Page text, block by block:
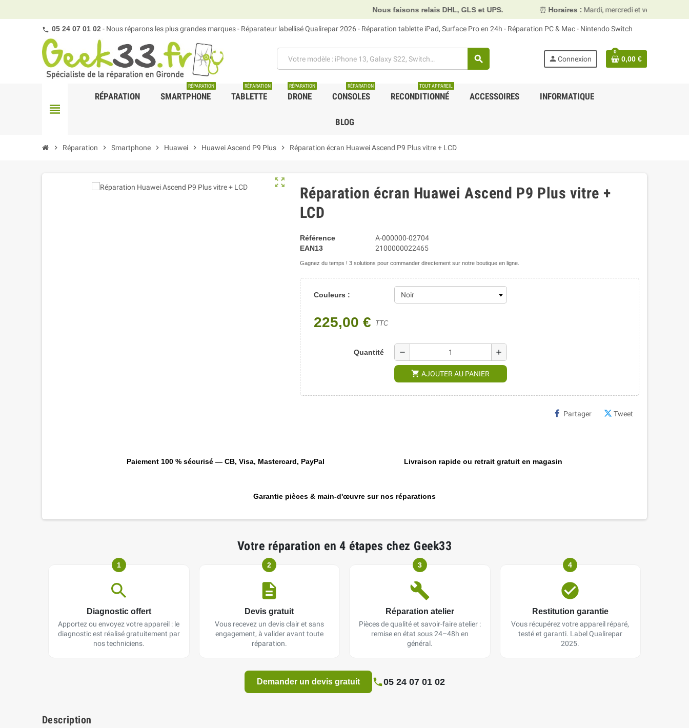
Nous faisons relais DHL, GLS et UPS. ⏰Horaires : Mardi, mercredi et vendredi 10h00–13h30 &
05 24 07 01 02- Nous réparons les plus grandes marques - Réparateur labellisé Qualirepar 2026 - Réparation tablette iPad, Surface Pro en 24h - Réparation PC & Mac - Nintendo Switch
search person Connexion
0
0,00 €
view_headline
RÉPARATION SMARTPHONE
RÉPARATION
TABLETTE
RÉPARATION
DRONE
RÉPARATION
CONSOLES
RÉPARATION
RECONDITIONNÉ
TOUT APPAREIL
ACCESSOIRES INFORMATIQUE
BLOG
chevron_right Réparation chevron_right Smartphone chevron_right Huawei chevron_right Huawei Ascend P9 Plus chevron_right Réparation écran Huawei Ascend P9 Plus vitre + LCD
zoom_out_map
Réparation écran Huawei Ascend P9 Plus vitre +
LCD
Référence
A-000000-02704
EAN13
2100000022465
Gagnez du temps ! 3 solutions pour commander directement sur notre boutique en ligne.
Couleurs :
225,00 € TTC
Quantité remove add
shopping_cart AJOUTER AU PANIER
Partager Tweet
Paiement 100 % sécurisé — CB, Visa, Mastercard, PayPal Livraison rapide ou retrait gratuit en magasin
Garantie pièces & main-d'œuvre sur nos réparations
Votre réparation en 4 étapes chez Geek33
1
Diagnostic offert
Apportez ou envoyez votre appareil : le
diagnostic est réalisé gratuitement par
nos techniciens.
2
Devis gratuit
Vous recevez un devis clair et sans
engagement, à valider avant toute
réparation.
3
Réparation atelier
Pièces de qualité et savoir-faire atelier :
remise en état sous 24–48h en
général.
4
Restitution garantie
Vous récupérez votre appareil réparé,
testé et garanti. Label Qualirepar
2025.
Demander un devis gratuit 05 24 07 01 02
Description